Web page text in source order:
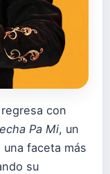
con
Pa Mi, un
faceta más
su